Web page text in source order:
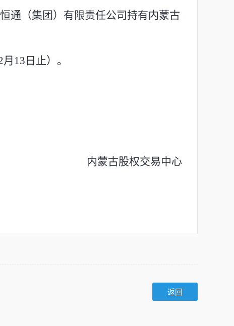
通（集团）有限责任公司持有内蒙古
月13 日 止） 。
内蒙古股权交易中心
返回